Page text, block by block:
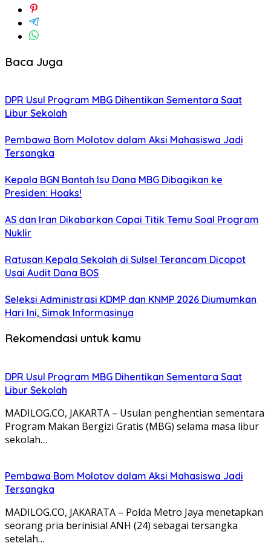
Baca Juga
DPR Usul Program MBG Dihentikan Sementara Saat
Libur Sekolah
Pembawa Bom Molotov dalam Aksi Mahasiswa Jadi
Tersangka
Kepala BGN Bantah Isu Dana MBG Dibagikan ke
Presiden: Hoaks!
AS dan Iran Dikabarkan Capai Titik Temu Soal Program
Nuklir
Ratusan Kepala Sekolah di Sulsel Terancam Dicopot
Usai Audit Dana BOS
Seleksi Administrasi KDMP dan KNMP 2026 Diumumkan
Hari Ini, Simak Informasinya
Rekomendasi untuk kamu
DPR Usul Program MBG Dihentikan Sementara Saat
Libur Sekolah
MADILOG.CO, JAKARTA – Usulan penghentian sementara
Program Makan Bergizi Gratis (MBG) selama masa libur
sekolah…
Pembawa Bom Molotov dalam Aksi Mahasiswa Jadi
Tersangka
MADILOG.CO, JAKARATA – Polda Metro Jaya menetapkan
seorang pria berinisial ANH (24) sebagai tersangka
setelah…